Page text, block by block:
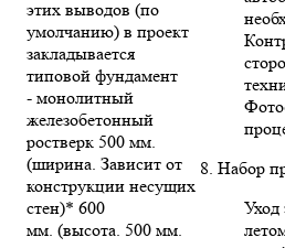
этих выводов (по
умолчанию) в проект
закладывается
типовой фундамент
- монолитный
железобетонный
ростверк 500 мм.
(ширина. Зависит от
конструкции несущих
стен)* 600
мм. (высота. 500 мм.
8. Набор
Уход